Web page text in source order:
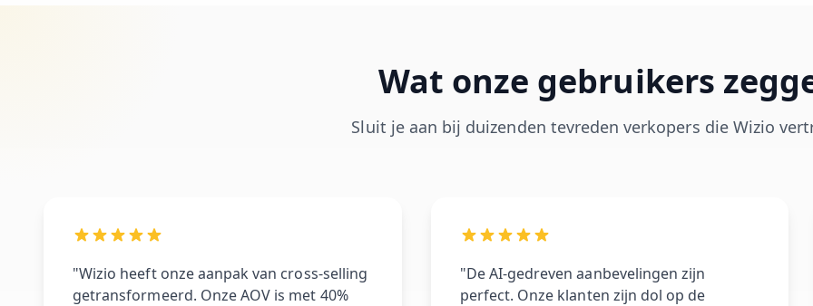
Wat onze gebruikers
Sluit je aan bij duizenden tevreden verkopers die Wizio
"Wizio heeft onze aanpak van cross-selling
getransformeerd. Onze AOV is met 40%
"De AI-gedreven aanbevelingen zijn
perfect. Onze klanten zijn dol op de